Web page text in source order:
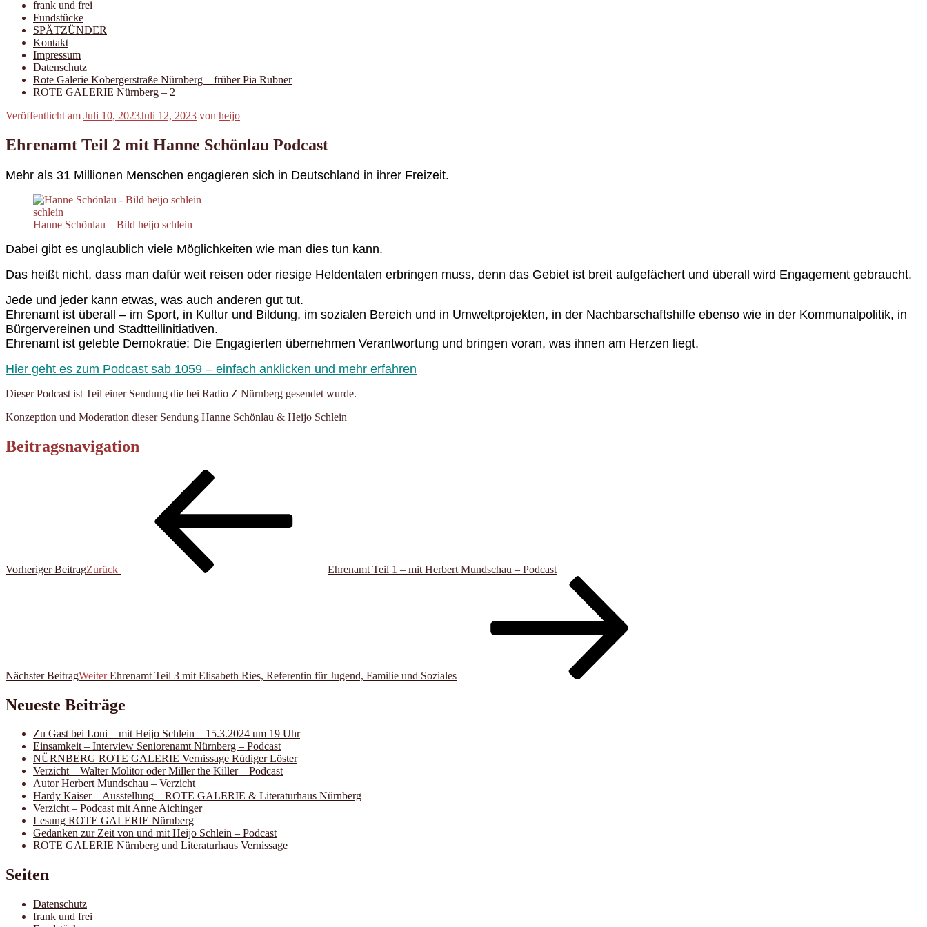
frank und frei
Fundstücke
SPÄTZÜNDER
Kontakt
Impressum
Datenschutz
Rote Galerie Kobergerstraße Nürnberg – früher Pia Rubner
ROTE GALERIE Nürnberg – 2
Veröffentlicht am Juli 10, 2023Juli 12, 2023 von heijo
Ehrenamt Teil 2 mit Hanne Schönlau Podcast
Mehr als 31 Millionen Menschen engagieren sich in Deutschland in ihrer Freizeit.
Hanne Schönlau – Bild heijo schlein
Dabei gibt es unglaublich viele Möglichkeiten wie man dies tun kann.
Das heißt nicht, dass man dafür weit reisen oder riesige Heldentaten erbringen muss, denn das Gebiet ist breit aufgefächert und überall wird Engagement gebraucht.
Jede und jeder kann etwas, was auch anderen gut tut.
Ehrenamt ist überall – im Sport, in Kultur und Bildung, im sozialen Bereich und in Umweltprojekten, in der Nachbarschaftshilfe ebenso wie in der Kommunalpolitik, in
Bürgervereinen und Stadtteilinitiativen.
Ehrenamt ist gelebte Demokratie: Die Engagierten übernehmen Verantwortung und bringen voran, was ihnen am Herzen liegt.
Hier geht es zum Podcast sab 1059 – einfach anklicken und mehr erfahren
Dieser Podcast ist Teil einer Sendung die bei Radio Z Nürnberg gesendet wurde.
Konzeption und Moderation dieser Sendung Hanne Schönlau & Heijo Schlein
Beitragsnavigation
Vorheriger BeitragZurück Ehrenamt Teil 1 – mit Herbert Mundschau – Podcast
Nächster BeitragWeiter Ehrenamt Teil 3 mit Elisabeth Ries, Referentin für Jugend, Familie und Soziales
Neueste Beiträge
Zu Gast bei Loni – mit Heijo Schlein – 15.3.2024 um 19 Uhr
Einsamkeit – Interview Seniorenamt Nürnberg – Podcast
NÜRNBERG ROTE GALERIE Vernissage Rüdiger Löster
Verzicht – Walter Molitor oder Miller the Killer – Podcast
Autor Herbert Mundschau – Verzicht
Hardy Kaiser – Ausstellung – ROTE GALERIE & Literaturhaus Nürnberg
Verzicht – Podcast mit Anne Aichinger
Lesung ROTE GALERIE Nürnberg
Gedanken zur Zeit von und mit Heijo Schlein – Podcast
ROTE GALERIE Nürnberg und Literaturhaus Vernissage
Seiten
Datenschutz
frank und frei